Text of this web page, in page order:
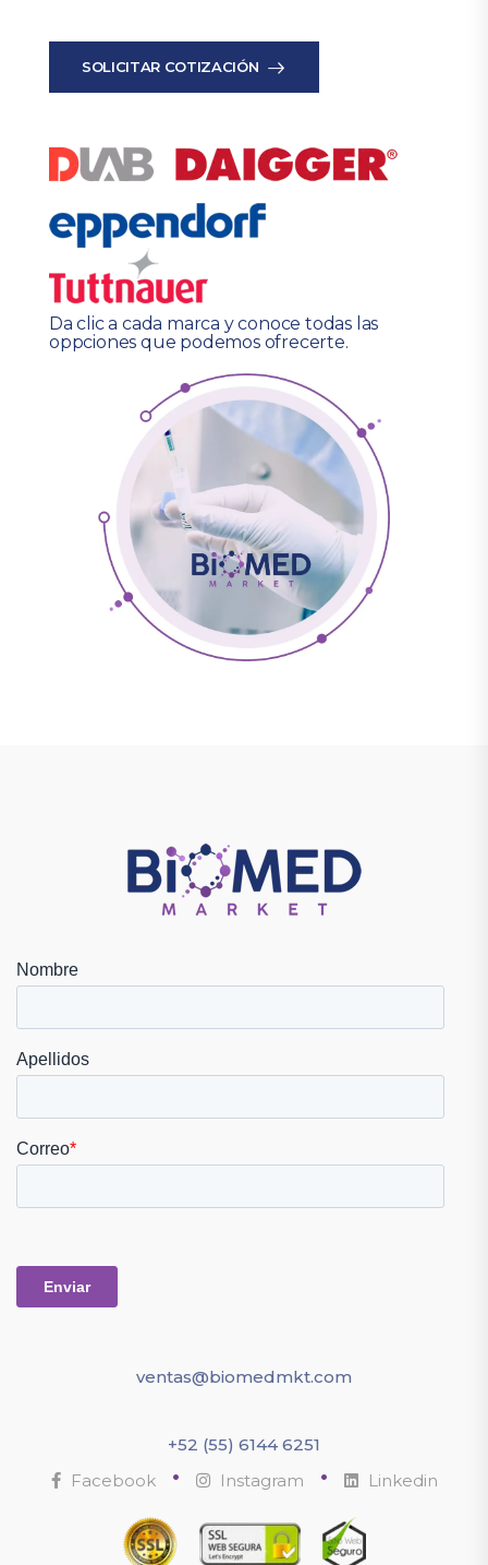
SOLICITAR COTIZACIÓN
Da clic a cada marca y conoce todas las
oppciones que podemos ofrecerte.
ventas@biomedmkt.com
+52 (55) 6144 6251
Facebook
• Instagram • Linkedin